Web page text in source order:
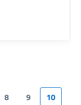
8 9
10